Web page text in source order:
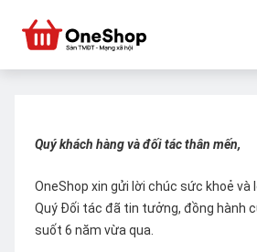
Quý khách hàng và đối tác thân mến,
OneShop xin gửi lời chúc sức khoẻ
Quý Đối tác đã tin tưởng, đồng hành
suốt 6 năm vừa qua.